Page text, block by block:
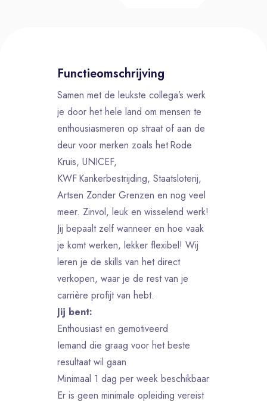
Functieomschrijving
Samen met de leukste collega’s werk
je door het hele land om mensen te
enthousiasmeren op straat of aan de
deur voor merken zoals het Rode
Kruis, UNICEF,
KWF Kankerbestrijding, Staatsloterij,
Artsen Zonder Grenzen en nog veel
meer. Zinvol, leuk en wisselend werk!
Jij bepaalt zelf wanneer en hoe vaak
je komt werken, lekker flexibel! Wij
leren je de skills van het direct
verkopen, waar je de rest van je
carrière profijt van hebt.
Jij bent:
Enthousiast en gemotiveerd
Iemand die graag voor het beste
resultaat wil gaan
Minimaal 1 dag per week beschikbaar
Er is geen minimale opleiding vereist